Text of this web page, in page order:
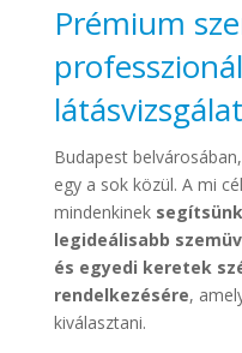
Prémium
Budapest
egy a sok közül. A mi
mindenkinek
legideálisabb
és egyedi keretek
rendelkezésére,
kiválasztani.